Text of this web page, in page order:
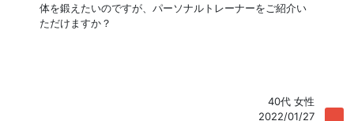
体を鍛えたいのですが、パーソナルトレーナーをご紹介い
ただけますか？
40代 女性
2022/01/27